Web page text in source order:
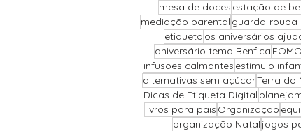
mesa de doces estação de
mediação parental guarda-roupa
etiqueta os aniversários
aniversário tema Benfica FOMO
infusões calmantes estímulo
alternativas sem açúcarTerra do
Dicas de Etiqueta Digital
livros para pais Organização
organização Natal jogos